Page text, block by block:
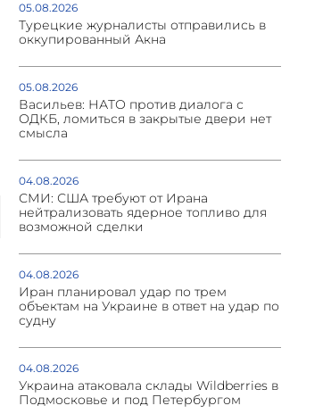
05.08.2026
Турецкие журналисты отправились в
оккупированный Акна
05.08.2026
Васильев: НАТО против диалога с
ОДКБ, ломиться в закрытые двери нет
смысла
04.08.2026
СМИ: США требуют от Ирана
нейтрализовать ядерное топливо для
возможной сделки
04.08.2026
Иран планировал удар по трем
объектам на Украине в ответ на удар по
судну
04.08.2026
Украина атаковала склады Wildberries в
Подмосковье и под Петербургом